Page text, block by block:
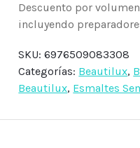
Descuento por
incluyendo
SKU:6976509083308
Categorías: Beautilux,
Beautilux, Esmaltes